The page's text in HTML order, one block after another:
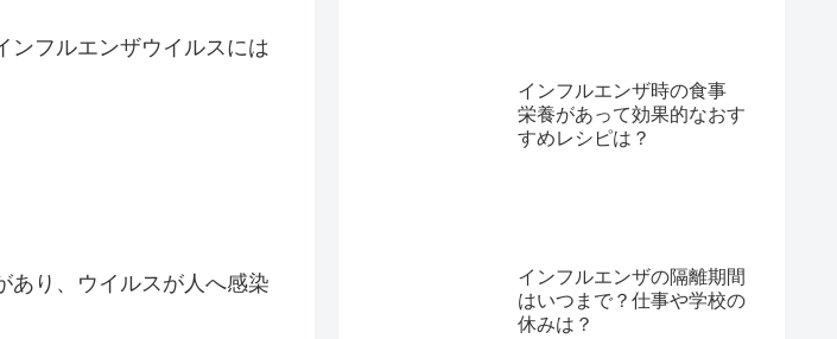
ンフルエンザウイルスには
あり、ウイルスが人へ感染
インフルエンザ時の食事
栄養があって効果的なおす
すめレシピは？
インフルエンザの隔離期間
はいつまで？仕事や学校の
休みは？